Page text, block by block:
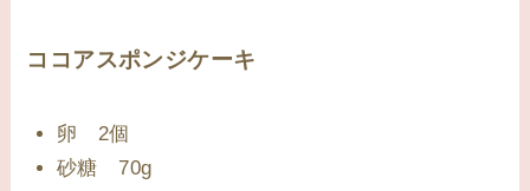
ココアスポンジケーキ
卵 2個
砂糖 70g